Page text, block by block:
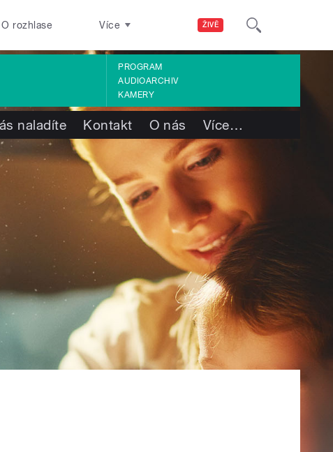
ŽIVĚ
O rozhlase Více
PROGRAM
AUDIOARCHIV
KAMERY
naladíte Kontakt O nás Více…